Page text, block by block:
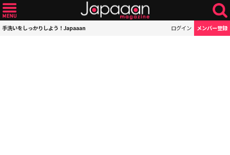
手洗いをしっかりしよう！Japaaan ログイン メンバー登録